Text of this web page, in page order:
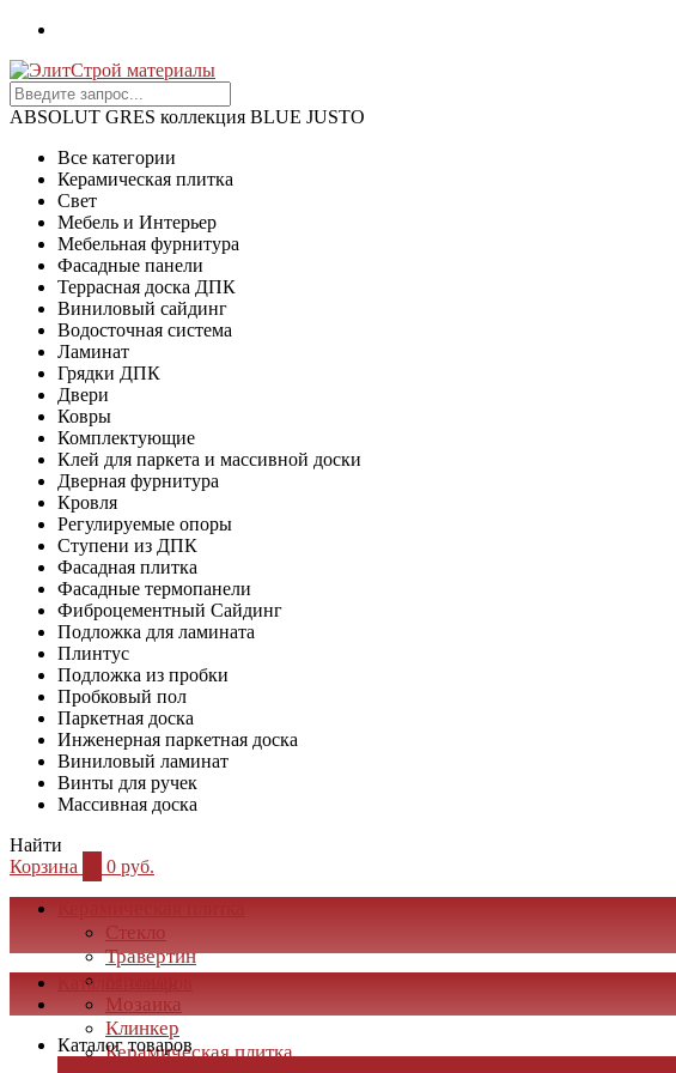
ABSOLUT GRES коллекция BLUE JUSTO
Все категории
Керамическая плитка
Свет
Мебель и Интерьер
Мебельная фурнитура
Фасадные панели
Террасная доска ДПК
Виниловый сайдинг
Водосточная система
Ламинат
Грядки ДПК
Двери
Ковры
Комплектующие
Клей для паркета и массивной доски
Дверная фурнитура
Кровля
Регулируемые опоры
Ступени из ДПК
Фасадная плитка
Фасадные термопанели
Фиброцементный Сайдинг
Подложка для ламината
Плинтус
Подложка из пробки
Пробковый пол
Паркетная доска
Инженерная паркетная доска
Виниловый ламинат
Винты для ручек
Массивная доска
Найти
Корзина
0 руб.
Стекло
Травертин
Мрамор
Мозаика
Клинкер
Керамическая плитка
Каталог товаров
Каталог товаров